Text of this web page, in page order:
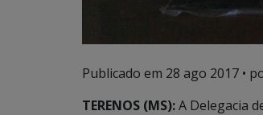
Publicado em 28 ago 2017 •
TERENOS (MS):A Delegacia